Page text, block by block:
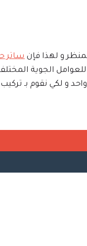
و لهذا فإن ساتر
للعوامل الجوية
و لكي نقوم بـ